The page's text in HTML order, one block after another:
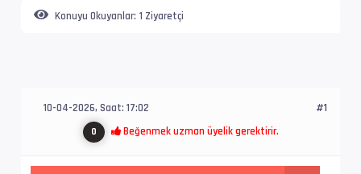
Konuyu Okuyanlar: 1 Ziyaretçi
10-04-2026, Saat: 17:02
0 Beğenmek uzman üyelik gerektirir.
#1